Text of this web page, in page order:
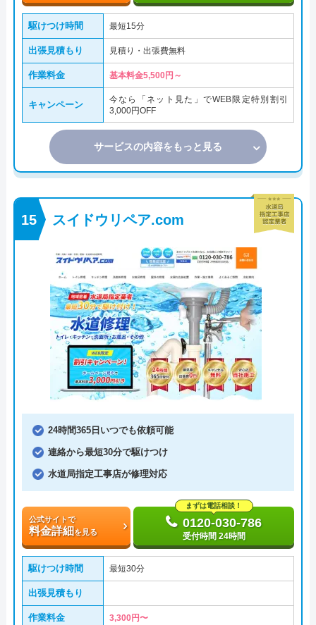
駆けつけ時間 最短15分
出張見積もり 見積り・出張費無料
作業料金 基本料金5,500円～
キャンペーン
今なら「ネット見た」でWEB限定特別割引
3,000円OFF
サービスの内容をもっと見る
スイドウリペア.com
24時間365日いつでも依頼可能
連絡から最短30分で駆けつけ
水道局指定工事店が修理対応
公式サイトで
料金詳細を見る
まずは電話相談！
0120-030-786
受付時間 24時間
駆けつけ時間 最短30分
出張見積もり
作業料金 3,300円〜